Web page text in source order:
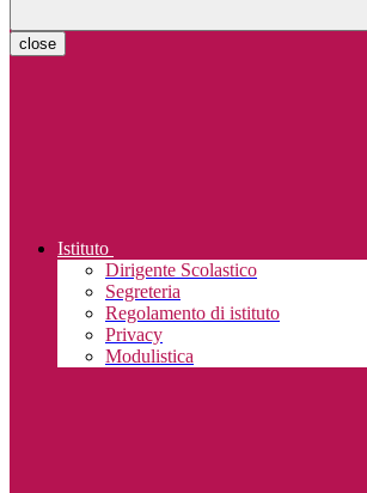
close
Istituto
Dirigente Scolastico
Segreteria
Regolamento di istituto
Privacy
Modulistica